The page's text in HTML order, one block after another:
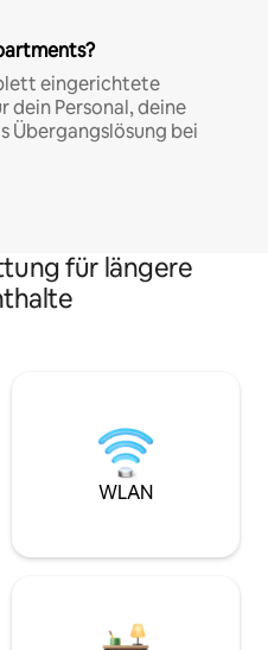
eingerichtete
dein Personal, deine
Übergangslösung bei
für längere
WLAN